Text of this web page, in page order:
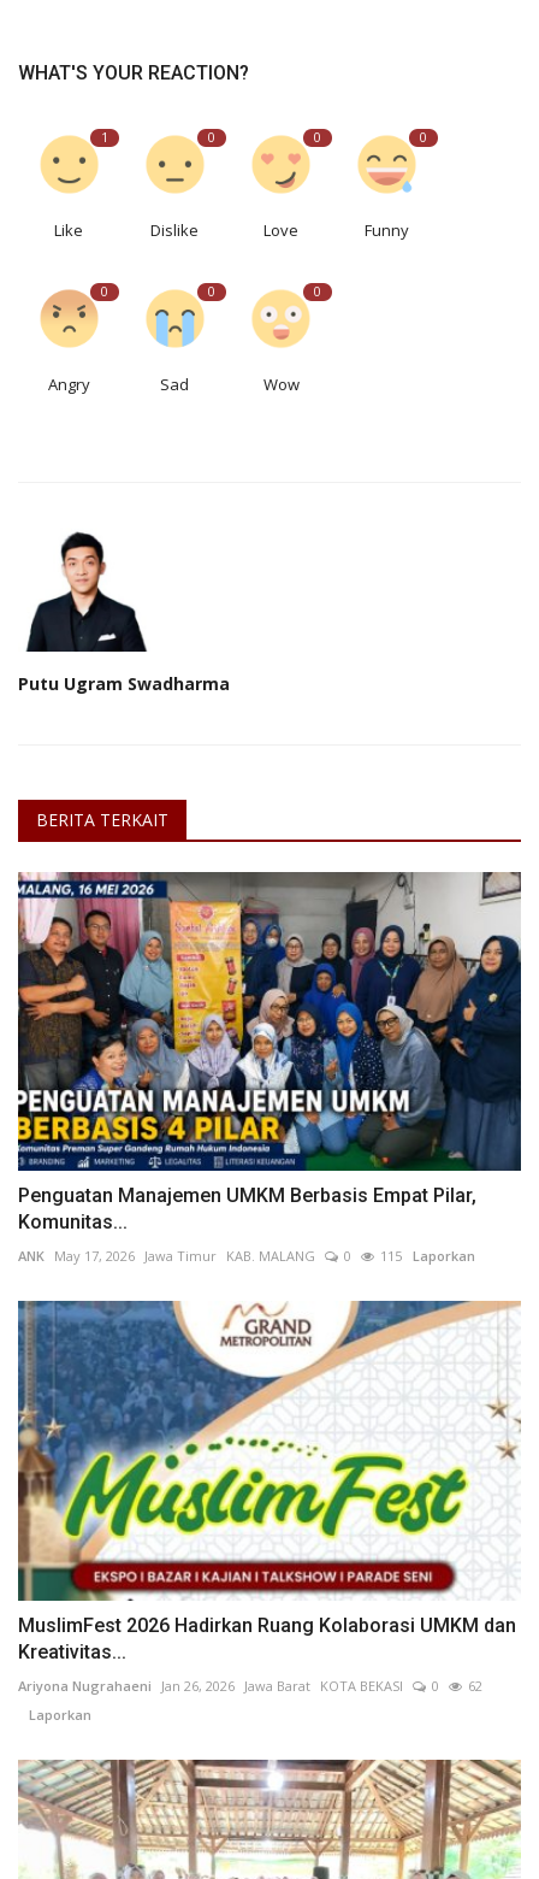
WHAT'S YOUR REACTION?
1
Like
0
Dislike
0
Love
0
Funny
0
Angry
0
Sad
0
Wow
Putu Ugram Swadharma
BERITA TERKAIT
Penguatan Manajemen UMKM Berbasis Empat Pilar,
Komunitas...
ANK May 17, 2026 Jawa Timur KAB. MALANG 0 115 Laporkan
MuslimFest 2026 Hadirkan Ruang Kolaborasi UMKM dan
Kreativitas...
Ariyona Nugrahaeni Jan 26, 2026 Jawa Barat KOTA BEKASI 0
62
Laporkan